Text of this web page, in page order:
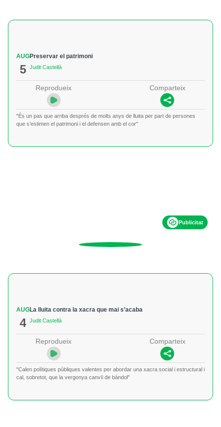
AUG
5
Preservar el patrimoni
Judit Castellà
Reprodueix Comparteix
"És un pas que arriba després de molts anys de lluita per part de persones
que s’estimen el patrimoni i el defensen amb el cor"
Publicitat
AUG
4
La lluita contra la xacra que mai s’acaba
Judit Castellà
Reprodueix Comparteix
"Calen polítiques públiques valentes per abordar una xacra social i estructural i
cal, sobretot, que la vergonya canvïi de bàndol"